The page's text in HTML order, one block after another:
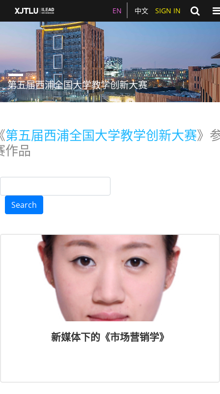
EN 中文 SIGN IN
第五届西浦全国大学教学创新大赛
第五届西浦全国大学教学创新大赛》
作品
Search
新媒体下的《市场营销学》